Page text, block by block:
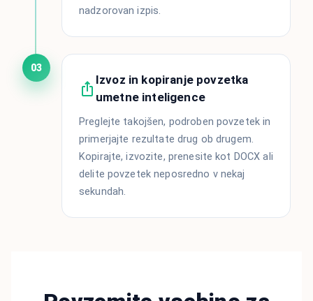
nadzorovan izpis.
03
Izvoz in kopiranje povzetka
umetne inteligence
Preglejte takojšen, podroben povzetek in
primerjajte rezultate drug ob drugem.
Kopirajte, izvozite, prenesite kot DOCX ali
delite povzetek neposredno v nekaj
sekundah.